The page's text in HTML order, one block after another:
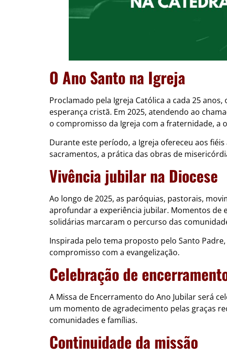
O Ano Santo na Igreja
Proclamado pela Igreja Católica a cada 25 anos,
esperança cristã. Em 2025, atendendo ao
o compromisso da Igreja com a fraternidade, a
Durante este período, a Igreja ofereceu aos
sacramentos, a prática das obras de
Vivência jubilar na Diocese
Ao longo de 2025, as paróquias, pastorais,
aprofundar a experiência jubilar. Momentos de
solidárias marcaram o percurso das
Inspirada pelo tema proposto pelo Santo
compromisso com a evangelização.
Celebração de
A Missa de Encerramento do Ano Jubilar será
um momento de agradecimento pelas graças
comunidades e famílias.
Continuidade da missão